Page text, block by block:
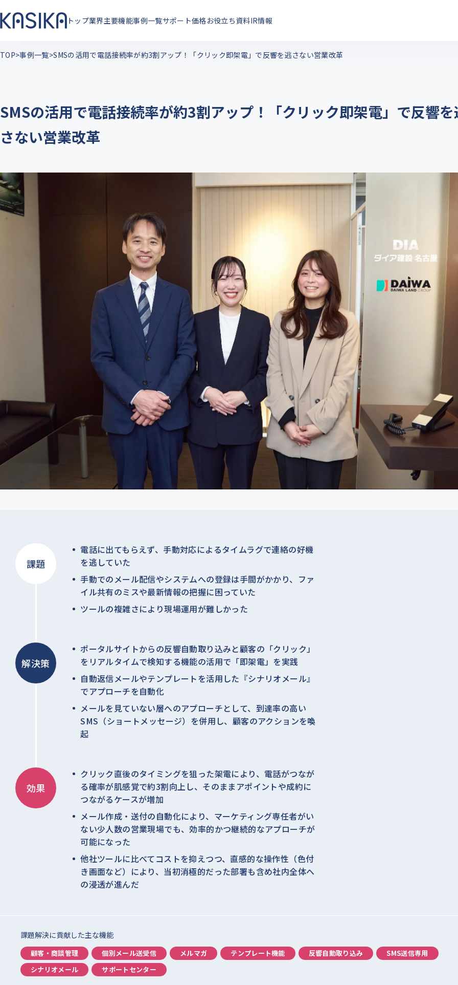
トップ業界主要機能事例一覧サポート価格お役立ち資料IR情報
TOP 事例一覧 SMSの活用で電話接続率が約3割アップ！「クリック即架電」で反響を逃さない営業改革
SMSの活用で電話接続率が約3割アップ！「クリック即架電」で反響を
さない営業改革
課題
電話に出てもらえず、手動対応によるタイムラグで連絡の好機
を逃していた
手動でのメール配信やシステムへの登録は手間がかかり、ファ
イル共有のミスや最新情報の把握に困っていた
ツールの複雑さにより現場運用が難しかった
解決策
ポータルサイトからの反響自動取り込みと顧客の「クリック」
をリアルタイムで検知する機能の活用で「即架電」を実践
自動返信メールやテンプレートを活用した『シナリオメール』
でアプローチを自動化
メールを見ていない層へのアプローチとして、到達率の高い
SMS（ショートメッセージ）を併用し、顧客のアクションを喚
起
効果
クリック直後のタイミングを狙った架電により、電話がつなが
る確率が肌感覚で約3割向上し、そのままアポイントや成約に
つながるケースが増加
メール作成・送付の自動化により、マーケティング専任者がい
ない少人数の営業現場でも、効率的かつ継続的なアプローチが
可能になった
他社ツールに比べてコストを抑えつつ、直感的な操作性（色付
き画面など）により、当初消極的だった部署も含め社内全体へ
の浸透が進んだ
課題解決に貢献した主な機能
顧客・商談管理 個別メール送受信 メルマガ テンプレート機能 反響自動取り込み
SMS送信専用
シナリオメール
サポートセンター